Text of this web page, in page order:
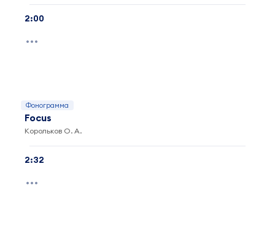
2:00
Фонограмма
Focus
Корольков О. А.
2:32